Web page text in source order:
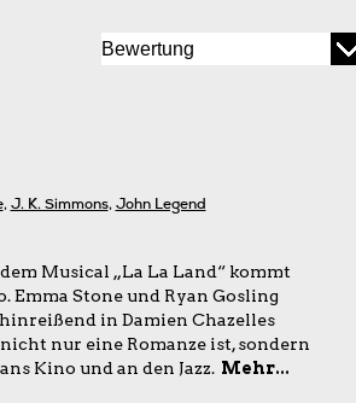
,J. K. Simmons,John Legend
Musical „La La Land“ kommt
Emma Stone und Ryan Gosling
in Damien Chazelles
nur eine Romanze ist, sondern
Kino und an den Jazz. Mehr...